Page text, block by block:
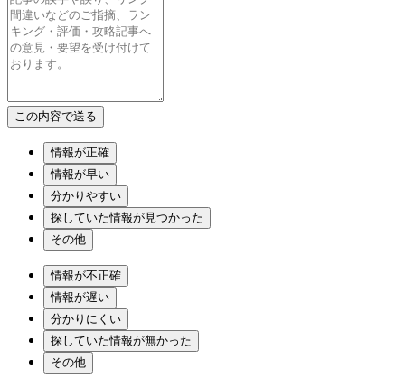
情報が正確
情報が早い
分かりやすい
探していた情報が見つかった
その他
情報が不正確
情報が遅い
分かりにくい
探していた情報が無かった
その他